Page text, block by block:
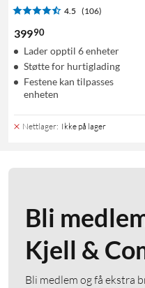
4.5 (106)
39990
Lader opptil 6 enheter
Støtte for hurtiglading
Festene kan tilpasses
enheten
Nettlager: Ikke på lager
Bli
Kjell &
Bli medlem og få ekstra